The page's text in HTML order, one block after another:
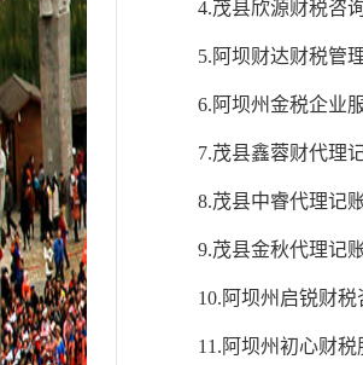
4.茂县欣源财税咨
5.阿坝财达财税管
6.阿坝州金税企业
7.茂县鑫蓉财代理
8.茂县中睿代理记
9.茂县金秋代理记
10.阿坝州启锐财税
11.阿坝州初心财税